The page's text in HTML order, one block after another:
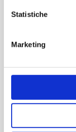
Statistiche
Marketing